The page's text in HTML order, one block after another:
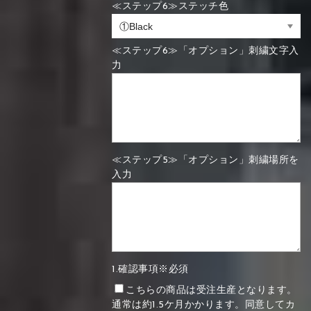
≪ステップ6≫ステッチ色
≪ステップ6≫「オプション」刺繍文字入
力
≪ステップ5≫「オプション」刺繍場所を
入力
1.確認事項※必須
こちらの商品は受注生産となります。
通常は約1.5ケ月かかります。同意してカ